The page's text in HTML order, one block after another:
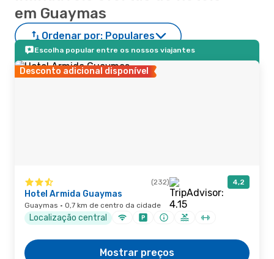
em Guaymas
Ordenar por: Populares
Escolha popular entre os nossos viajantes
Desconto adicional disponível
(232) 4,2
Hotel Armida Guaymas
Guaymas · 0,7 km de centro da cidade
Localização central
Mostrar preços